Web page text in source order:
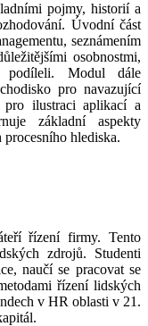
pojmy, historií a
Úvodní část
seznámením
osobnostmi,
podíleli. Modul dále
pro navazující
pro ilustraci aplikací a
základní aspekty
hlediska.
řízení firmy. Tento
zdrojů. Studenti
naučí se pracovat se
řízení lidských
v HR oblasti v 21.